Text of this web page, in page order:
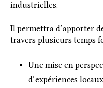
industrielles.
Il permettra d’apporter
travers plusieurs temps
Une mise en
d’expériences